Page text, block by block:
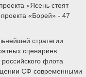
«Ясень стоят
«Борей» - 47
стратегии
сценариев
флота
СФ современными